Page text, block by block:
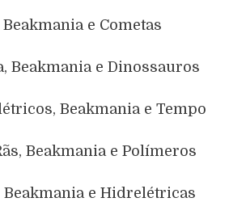
e Cometas
Beakmania e Dinossauros
Beakmania e Tempo
Beakmania e Polímeros
Beakmania e Hidrelétricas